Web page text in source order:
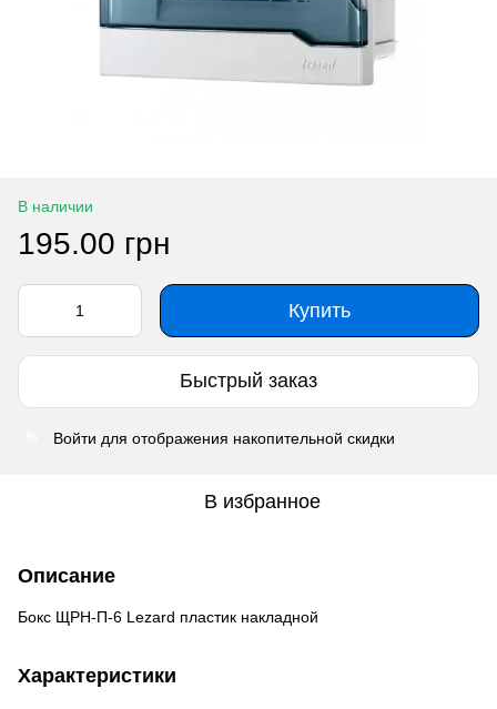
В наличии
195.00 грн
Купить
Быстрый заказ
Войти для отображения накопительной скидки
В избранное
Описание
Бокс ЩРН-П-6 Lezard пластик накладной
Характеристики